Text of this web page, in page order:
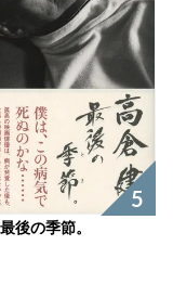
5
後の季節。